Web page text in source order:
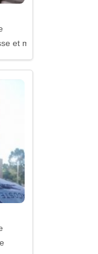
et mon inspiration